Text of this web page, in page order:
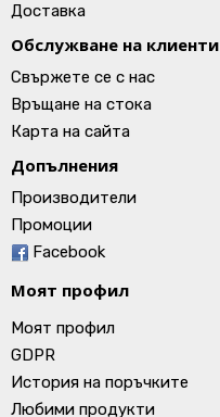
Доставка
Обслужване на клиенти
Свържете се с нас
Връщане на стока
Карта на сайта
Допълнения
Производители
Промоции
Facebook
Моят профил
Моят профил
GDPR
История на поръчките
Любими продукти